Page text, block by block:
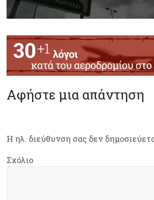
Αφήστε μια απάντηση
Η ηλ. διεύθυνση σας δεν
Σχόλιο